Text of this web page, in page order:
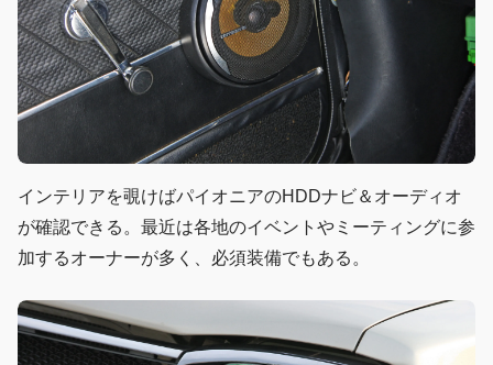
インテリアを覗けばパイオニアのHDDナビ＆オーディオ
が確認できる。最近は各地のイベントやミーティングに参
加するオーナーが多く、必須装備でもある。